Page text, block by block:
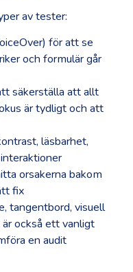
av tester:
för att se
och formulär går
säkerställa att allt
är tydligt och att
läsbarhet,
orsakerna bakom
fix
tangentbord, visuell
också ett vanligt
en audit